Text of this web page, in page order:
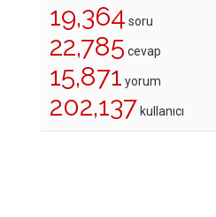
19,364 soru
22,785 cevap
15,871 yorum
202,137 kullanıcı